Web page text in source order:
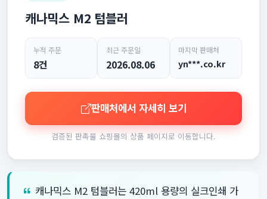
캐나믹스 M2 텀블러
누적 주문
8건
최근 주문일
2026.08.06
마지막 판매처
yn***.co.kr
판매처에서 자세히 보기
검증된 판촉물 쇼핑몰의 상품 페이지로 이동합니다.
캐나믹스 M2 텀블러는 420ml 용량의 실크인쇄 가